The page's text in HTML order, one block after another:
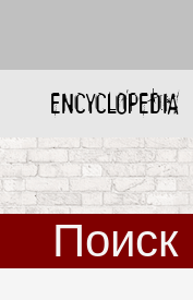
ENCYCLOPEDIA
Поиск